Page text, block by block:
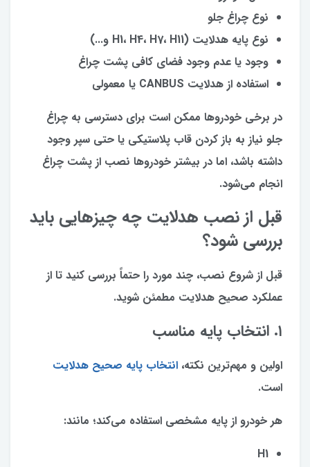
نوع چراغ جلو
نوع پایه هدلایت (H1، H4، H7، H11 و...)
وجود یا عدم وجود فضای کافی پشت چراغ
استفاده از هدلایت CANBUS یا معمولی
در برخی خودروها ممکن است برای دسترسی به چراغ
جلو نیاز به باز کردن قاب پلاستیکی یا حتی سپر وجود
داشته باشد، اما در بیشتر خودروها نصب از پشت چراغ
انجام می‌شود.
قبل از نصب هدلایت چه چیزهایی باید
بررسی شود؟
قبل از شروع نصب، چند مورد را حتماً بررسی کنید تا از
عملکرد صحیح هدلایت مطمئن شوید.
۱. انتخاب پایه مناسب
اولین و مهم‌ترین نکته، انتخاب پایه صحیح هدلایت
است.
هر خودرو از پایه مشخصی استفاده می‌کند؛ مانند:
H1